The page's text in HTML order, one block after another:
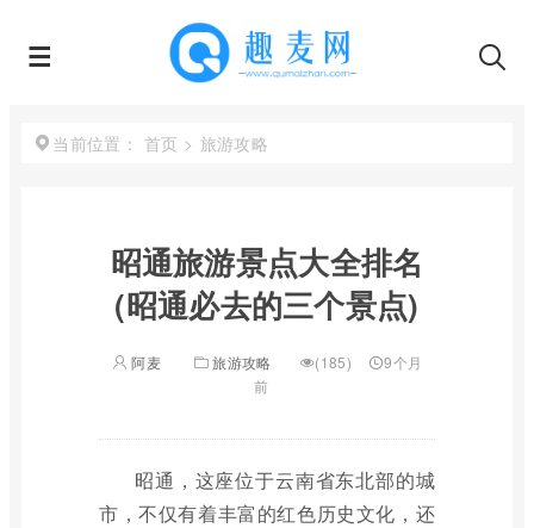
当前位置： 首页 > 旅游攻略
昭通旅游景点大全排名
(昭通必去的三个景点)
阿麦 旅游攻略 (185)
9个月
前
昭通，这座位于云南省东北部的城
市，不仅有着丰富的红色历史文化，还